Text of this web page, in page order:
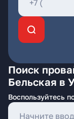
Поиск
Бельская в
Воспользуйтесь